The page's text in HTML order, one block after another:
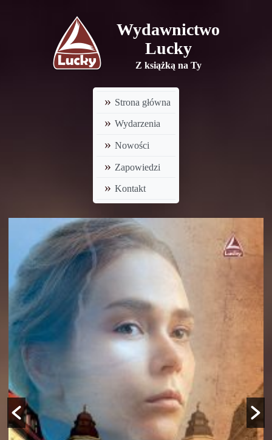
Wydawnictwo
Lucky
Z książką na Ty
Strona główna
Wydarzenia
Nowości
Zapowiedzi
Kontakt